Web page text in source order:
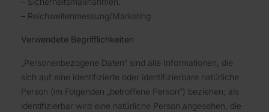
– Reichweitenmessung/Marketing
Verwendete Begrifflichkeiten
„Personenbezogene Daten“ sind alle Informationen, die
sich auf eine identifizierte oder identifizierbare natürliche
Person (im Folgenden „betroffene Person“) beziehen; als
identifizierbar wird eine natürliche Person angesehen, die